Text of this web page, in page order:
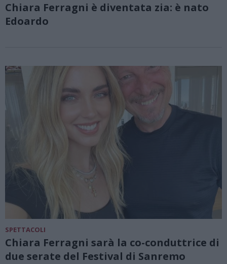
Chiara Ferragni è diventata zia: è nato
Edoardo
SPETTACOLI
Chiara Ferragni sarà la co-conduttrice di
due serate del Festival di Sanremo